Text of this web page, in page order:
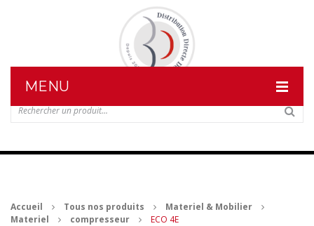
MENU
NOS PRODUITS
CONTACT
Accueil Tous nos produits
Materiel & Mobilier
Materiel
compresseur ECO 4E